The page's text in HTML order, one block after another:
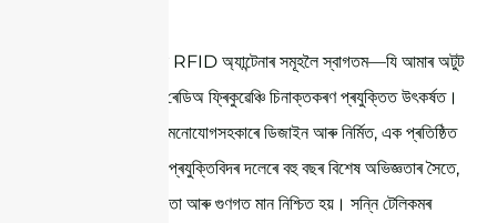
আমাৰ আধুনিক ৰেইন RFID অ্যান্টেনাৰ সমূহলৈ স্বাগতম—যি আমাৰ অটুট
প্ৰতিশ্ৰুতিৰ প্ৰমাণ ৰেডিঅ ফ্ৰিকুৱেঞ্চি চিনাক্তকৰণ প্ৰযুক্তিত উৎকৰ্ষত।
আমাৰ অ্যান্টেনাসমূহ মনোযোগসহকাৰে ডিজাইন আৰু নিৰ্মিত, এক প্ৰতিষ্ঠিত
RF ইঞ্জিনিয়াৰ আৰু প্ৰযুক্তিবিদৰ দলেৰে বহু বছৰ বিশেষ অভিজ্ঞতাৰ সৈতে,
যাতে সৰ্বোচ্চ কাৰ্যক্ষমতা আৰু গুণগত মান নিশ্চিত হয়। সন্নি টেলিকমৰ